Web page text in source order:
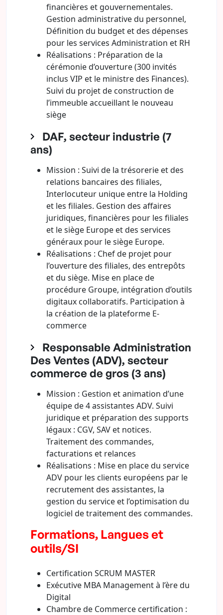
financières et gouvernementales.
Gestion administrative du personnel,
Définition du budget et des dépenses
pour les services Administration et RH
Réalisations : Préparation de la
cérémonie d’ouverture (300 invités
inclus VIP et le ministre des Finances).
Suivi du projet de construction de
l’immeuble accueillant le nouveau
siège
DAF, secteur industrie (7
ans)
Mission : Suivi de la trésorerie et des
relations bancaires des filiales,
Interlocuteur unique entre la Holding
et les filiales. Gestion des affaires
juridiques, financières pour les filiales
et le siège Europe et des services
généraux pour le siège Europe.
Réalisations : Chef de projet pour
l’ouverture des filiales, des entrepôts
et du siège. Mise en place de
procédure Groupe, intégration d’outils
digitaux collaboratifs. Participation à
la création de la plateforme E-
commerce
Responsable Administration
Des Ventes (ADV), secteur
commerce de gros (3 ans)
Mission : Gestion et animation d’une
équipe de 4 assistantes ADV. Suivi
juridique et préparation des supports
légaux : CGV, SAV et notices.
Traitement des commandes,
facturations et relances
Réalisations : Mise en place du service
ADV pour les clients européens par le
recrutement des assistantes, la
gestion du service et l’optimisation du
logiciel de traitement des commandes.
Formations, Langues et
outils/SI
Certification SCRUM MASTER
Exécutive MBA Management à l’ère du
Digital
Chambre de Commerce certification :